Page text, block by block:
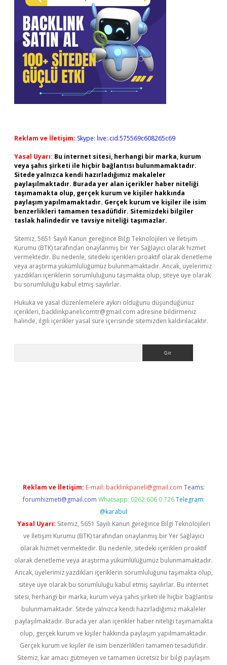
Reklam ve İletişim: Skype: live:.cid.575569c608265c69
Yasal Uyarı: Bu internet sitesi, herhangi bir marka, kurum
veya şahıs şirketi ile hiçbir bağlantısı bulunmamaktadır.
Sitede yalnızca kendi hazırladığımız makaleler
paylaşılmaktadır. Burada yer alan içerikler haber niteliği
taşımamakta olup, gerçek kurum ve kişiler hakkında
paylaşım yapılmamaktadır. Gerçek kurum ve kişiler ile isim
benzerlikleri tamamen tesadüfidir. Sitemizdeki bilgiler
taslak halindedir ve tavsiye niteliği taşımazlar.
Sitemiz, 5651 Sayılı Kanun gereğince Bilgi Teknolojileri ve İletişim
Kurumu (BTK) tarafından onaylanmış bir Yer Sağlayıcı olarak hizmet
vermektedir. Bu nedenle, sitedeki içerikleri proaktif olarak denetleme
veya araştırma yükümlülüğümüz bulunmamaktadır. Ancak, üyelerimiz
yazdıkları içeriklerin sorumluluğunu taşımakta olup, siteye üye olarak
bu sorumluluğu kabul etmiş sayılırlar.
Hukuka ve yasal düzenlemelere aykırı olduğunu düşündüğünüz
içerikleri, backlinkpanelicomtr@gmail.com adresine bildirmeniz
halinde, ilgili içerikler yasal süre içerisinde sitemizden kaldırılacaktır.
Reklam ve İletişim: E-mail: backlinkpaneli@gmail.com Teams:
forumhizmeti@gmail.com Whatsapp: 0262 606 0 726 Telegram:
@karabul
Yasal Uyarı: Sitemiz, 5651 Sayılı Kanun gereğince Bilgi Teknolojileri
ve İletişim Kurumu (BTK) tarafından onaylanmış bir Yer Sağlayıcı
olarak hizmet vermektedir. Bu nedenle, sitedeki içerikleri proaktif
olarak denetleme veya araştırma yükümlülüğümüz bulunmamaktadır.
Ancak, üyelerimiz yazdıkları içeriklerin sorumluluğunu taşımakta olup,
siteye üye olarak bu sorumluluğu kabul etmiş sayılırlar. Bu internet
sitesi, herhangi bir marka, kurum veya şahıs şirketi ile hiçbir bağlantısı
bulunmamaktadır. Sitede yalnızca kendi hazırladığımız makaleler
paylaşılmaktadır. Burada yer alan içerikler haber niteliği taşımamakta
olup, gerçek kurum ve kişiler hakkında paylaşım yapılmamaktadır.
Gerçek kurum ve kişiler ile isim benzerlikleri tamamen tesadüfidir.
Sitemiz, kar amacı gütmeyen ve tamamen ücretsiz bir bilgi paylaşım